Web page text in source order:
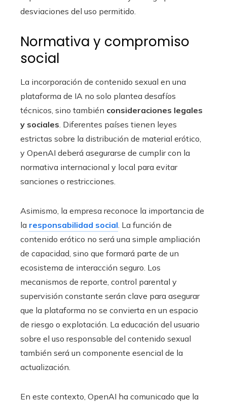
desviaciones del uso permitido.
Normativa y compromiso
social
La incorporación de contenido sexual en una
plataforma de IA no solo plantea desafíos
técnicos, sino también consideraciones legales
y sociales . Diferentes países tienen leyes
estrictas sobre la distribución de material erótico,
y OpenAI deberá asegurarse de cumplir con la
normativa internacional y local para evitar
sanciones o restricciones.
Asimismo, la empresa reconoce la importancia de
la responsabilidad social . La función de
contenido erótico no será una simple ampliación
de capacidad, sino que formará parte de un
ecosistema de interacción seguro. Los
mecanismos de reporte, control parental y
supervisión constante serán clave para asegurar
que la plataforma no se convierta en un espacio
de riesgo o explotación. La educación del usuario
sobre el uso responsable del contenido sexual
también será un componente esencial de la
actualización.
En este contexto, OpenAI ha comunicado que la